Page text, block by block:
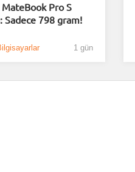
Pro S
Sadece 798 gram!
1 gün